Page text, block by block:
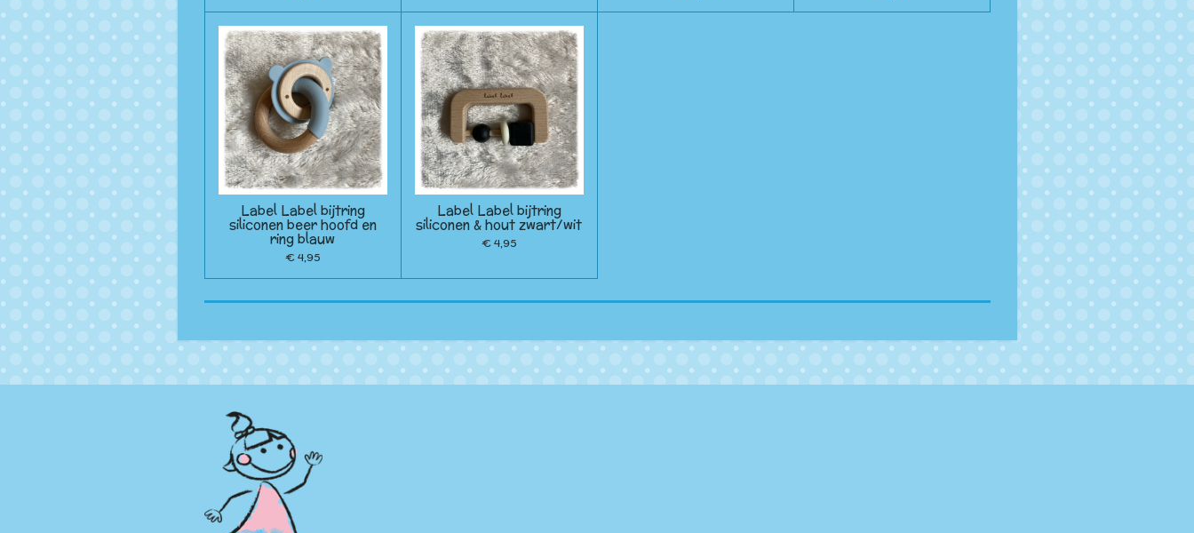
Label Label bijtring
siliconen beer hoofd en
ring blauw
€ 4,95
Label Label bijtring
siliconen & hout zwart/wit
€ 4,95